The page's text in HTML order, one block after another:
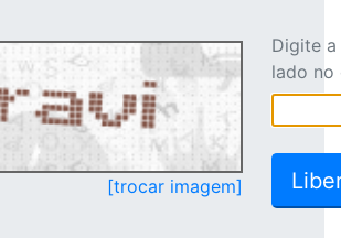
[trocar imagem]
Digite
lado no